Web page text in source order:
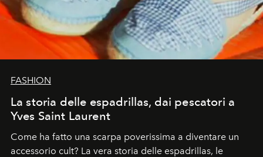
FASHION
La storia delle espadrillas, dai pescatori a
Yves Saint Laurent
Come ha fatto una scarpa poverissima a diventare un
accessorio cult? La vera storia delle espadrillas, le